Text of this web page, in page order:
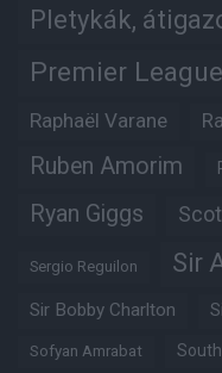
Pletykák,
Premier League
Raphaël Varane
Ruben Amorim
Ryan Giggs
Sergio Reguilon Sir
Sir Bobby Charlton
Sofyan Amrabat